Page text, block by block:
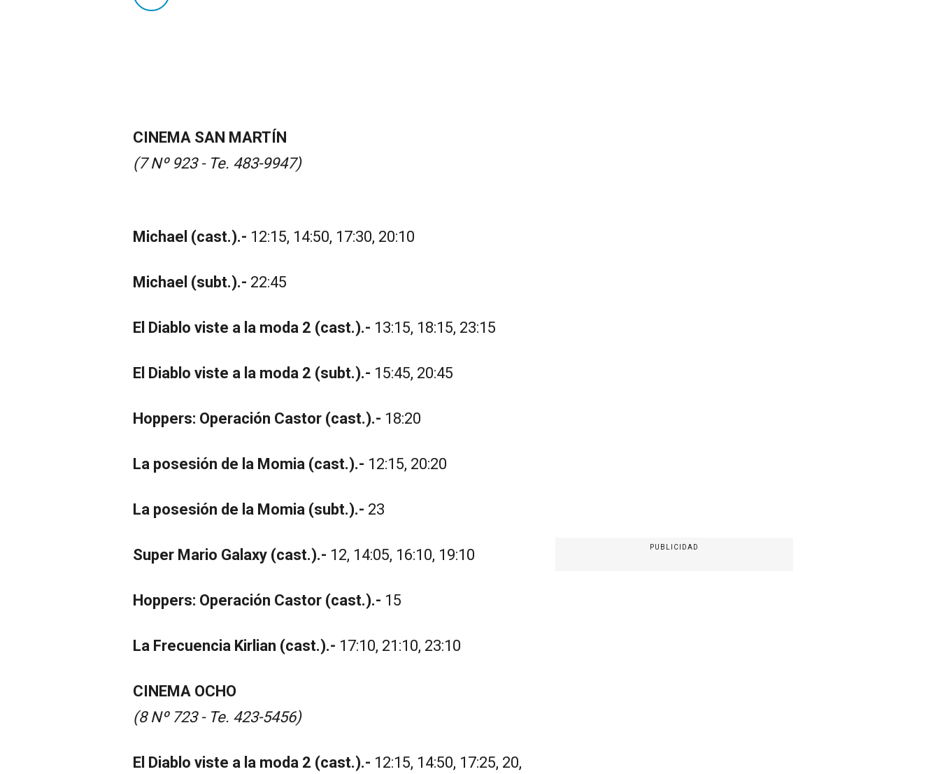
CINEMA SAN MARTÍN
(7 Nº 923 - Te. 483-9947)
Michael (cast.).- 12:15, 14:50, 17:30, 20:10
Michael (subt.).- 22:45
El Diablo viste a la moda 2 (cast.).- 13:15, 18:15, 23:15
El Diablo viste a la moda 2 (subt.).- 15:45, 20:45
Hoppers: Operación Castor (cast.).- 18:20
La posesión de la Momia (cast.).- 12:15, 20:20
La posesión de la Momia (subt.).- 23
Super Mario Galaxy (cast.).- 12, 14:05, 16:10, 19:10
Hoppers: Operación Castor (cast.).- 15
La Frecuencia Kirlian (cast.).- 17:10, 21:10, 23:10
CINEMA OCHO
(8 Nº 723 - Te. 423-5456)
El Diablo viste a la moda 2 (cast.).- 12:15, 14:50, 17:25, 20,
PUBLICIDAD